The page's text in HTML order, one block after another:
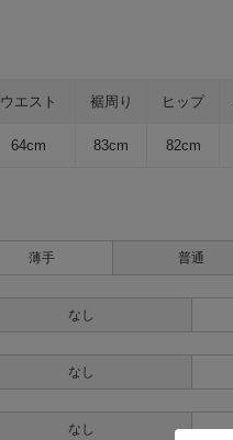
ウエスト 裾周り ヒップ
64cm 83cm 82cm
薄手 普通
なし
なし
なし